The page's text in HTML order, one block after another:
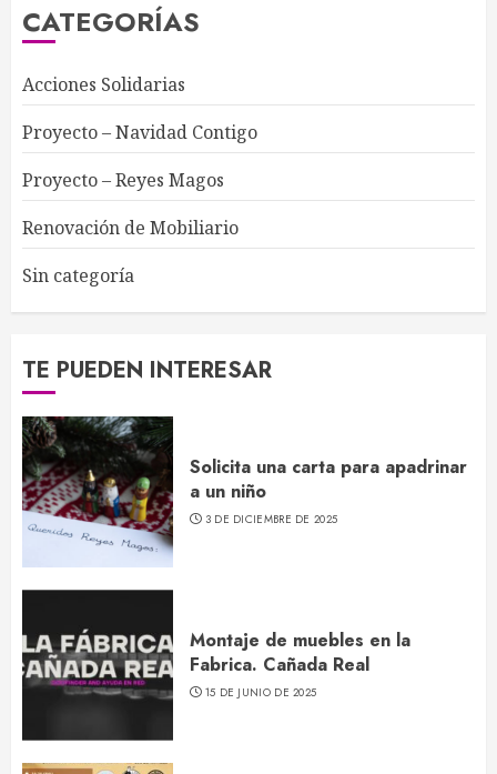
CATEGORÍAS
Acciones Solidarias
Proyecto – Navidad Contigo
Proyecto – Reyes Magos
Renovación de Mobiliario
Sin categoría
TE PUEDEN INTERESAR
Solicita una carta para apadrinar
a un niño
3 DE DICIEMBRE DE 2025
Montaje de muebles en la
Fabrica. Cañada Real
15 DE JUNIO DE 2025